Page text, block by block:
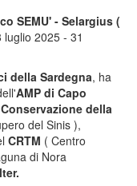
SEMU' - Selargius (
luglio 2025 - 31
della Sardegna, ha
AMP di Capo
della
del Sinis ),
CRTM ( Centro
di Nora